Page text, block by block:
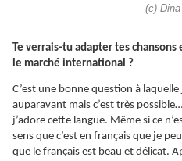
(c)
Te verrais-tu adapter tes
le marché international ?
C’est une bonne question à laquelle
auparavant mais c’est très
j’adore cette langue. Même si ce
sens que c’est en français que je
que le français est beau et délicat.